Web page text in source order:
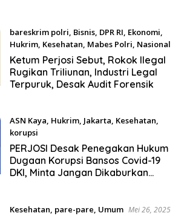
bareskrim polri, Bisnis, DPR RI, Ekonomi,
Hukrim, Kesehatan, Mabes Polri, Nasional
September 19, 2025
Ketum Perjosi Sebut, Rokok Ilegal
Rugikan Triliunan, Industri Legal
Terpuruk, Desak Audit Forensik
ASN Kaya, Hukrim, Jakarta, Kesehatan,
korupsi
Juli 2, 2025
PERJOSI Desak Penegakan Hukum
Dugaan Korupsi Bansos Covid-19
DKI, Minta Jangan Dikaburkan
Kesehatan, pare-pare, Umum Mei 26, 2025